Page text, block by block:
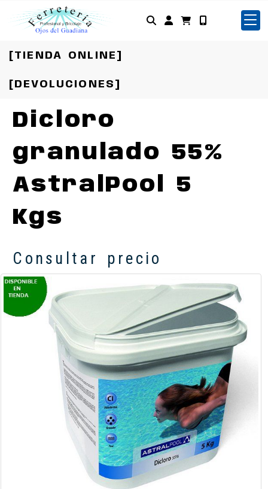
Identifícate
[TIENDA ONLINE]
[DEVOLUCIONES]
Dicloro
granulado 55%
AstralPool 5
Kgs
Consultar precio